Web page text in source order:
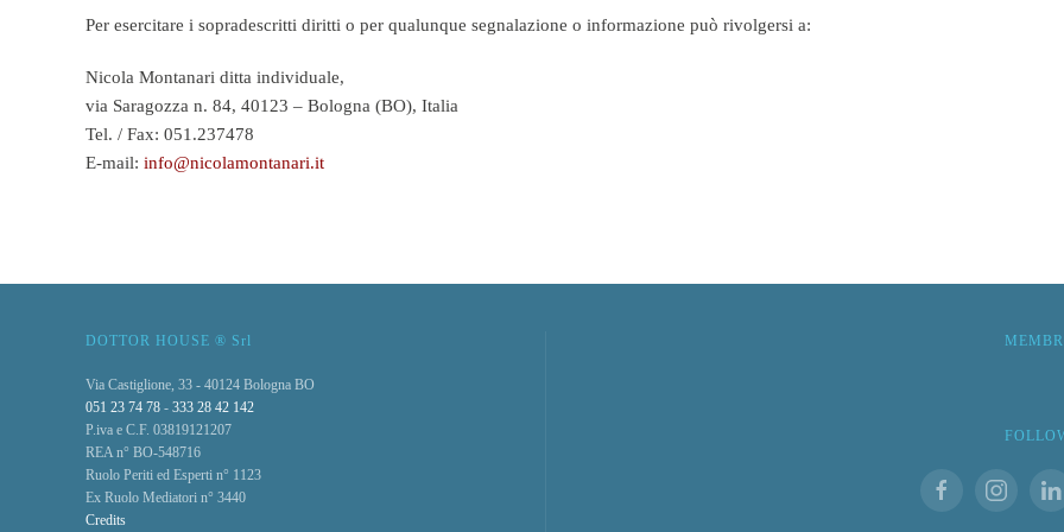
Per esercitare i sopradescritti diritti o per qualunque segnalazione o informazione può rivolgersi a:
Nicola Montanari ditta individuale,
via Saragozza n. 84, 40123 – Bologna (BO), Italia
Tel. / Fax: 051.237478
E-mail: info@nicolamontanari.it
DOTTOR HOUSE ® Srl
Via Castiglione, 33 - 40124 Bologna BO
051 23 74 78 - 333 28 42 142
P.iva e C.F. 03819121207
REA n° BO-548716
Ruolo Periti ed Esperti n° 1123
Ex Ruolo Mediatori n° 3440
Credits